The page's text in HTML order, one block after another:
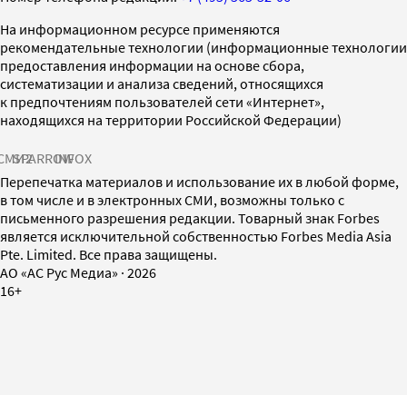
На информационном ресурсе применяются
рекомендательные технологии (информационные технологии
предоставления информации на основе сбора,
систематизации и анализа сведений, относящихся
к предпочтениям пользователей сети «Интернет»,
находящихся на территории Российской Федерации)
SPARROWINFOX
Перепечатка материалов и использование их в любой форме,
в том числе и в электронных СМИ, возможны только с
письменного разрешения редакции. Товарный знак Forbes
является исключительной собственностью Forbes Media Asia
Pte. Limited. Все права защищены.
AO «АС Рус Медиа» · 2026
16+